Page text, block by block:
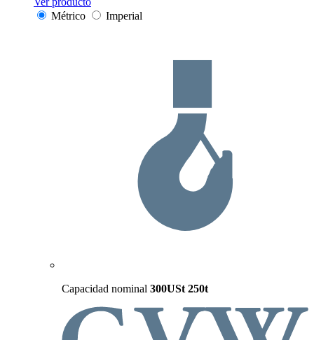
Métrico
Imperial
Capacidad nominal 300USt 250t